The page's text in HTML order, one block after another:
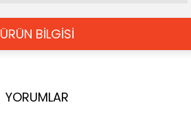
ÜRÜN BİLGİSİ
YORUMLAR